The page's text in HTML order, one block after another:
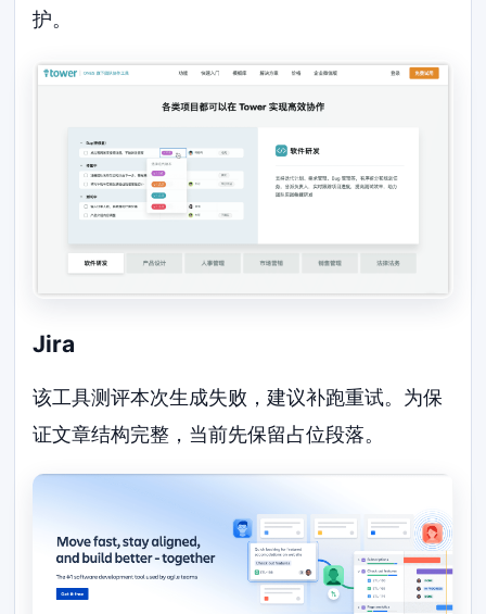
护。
Jira
该工具测评本次生成失败，建议补跑重试。为保
证文章结构完整，当前先保留占位段落。